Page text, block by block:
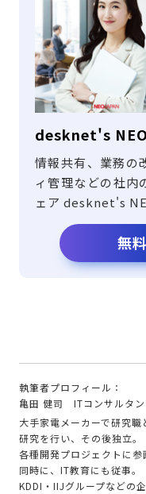
desknet's
情報共有、業務の
ィ管理などの社内
ェア desknet's
無
執筆者プロフィール：
亀田 健司 ITコンサルタン
大手家電メーカーで研究
研究を行い、その後独立。
各種開発プロジェクトに
同時に、IT教育にも従事。
KDDI・IIJグループなどの